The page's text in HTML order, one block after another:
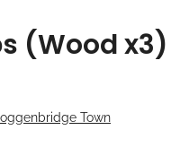
(Wood x3)
Town